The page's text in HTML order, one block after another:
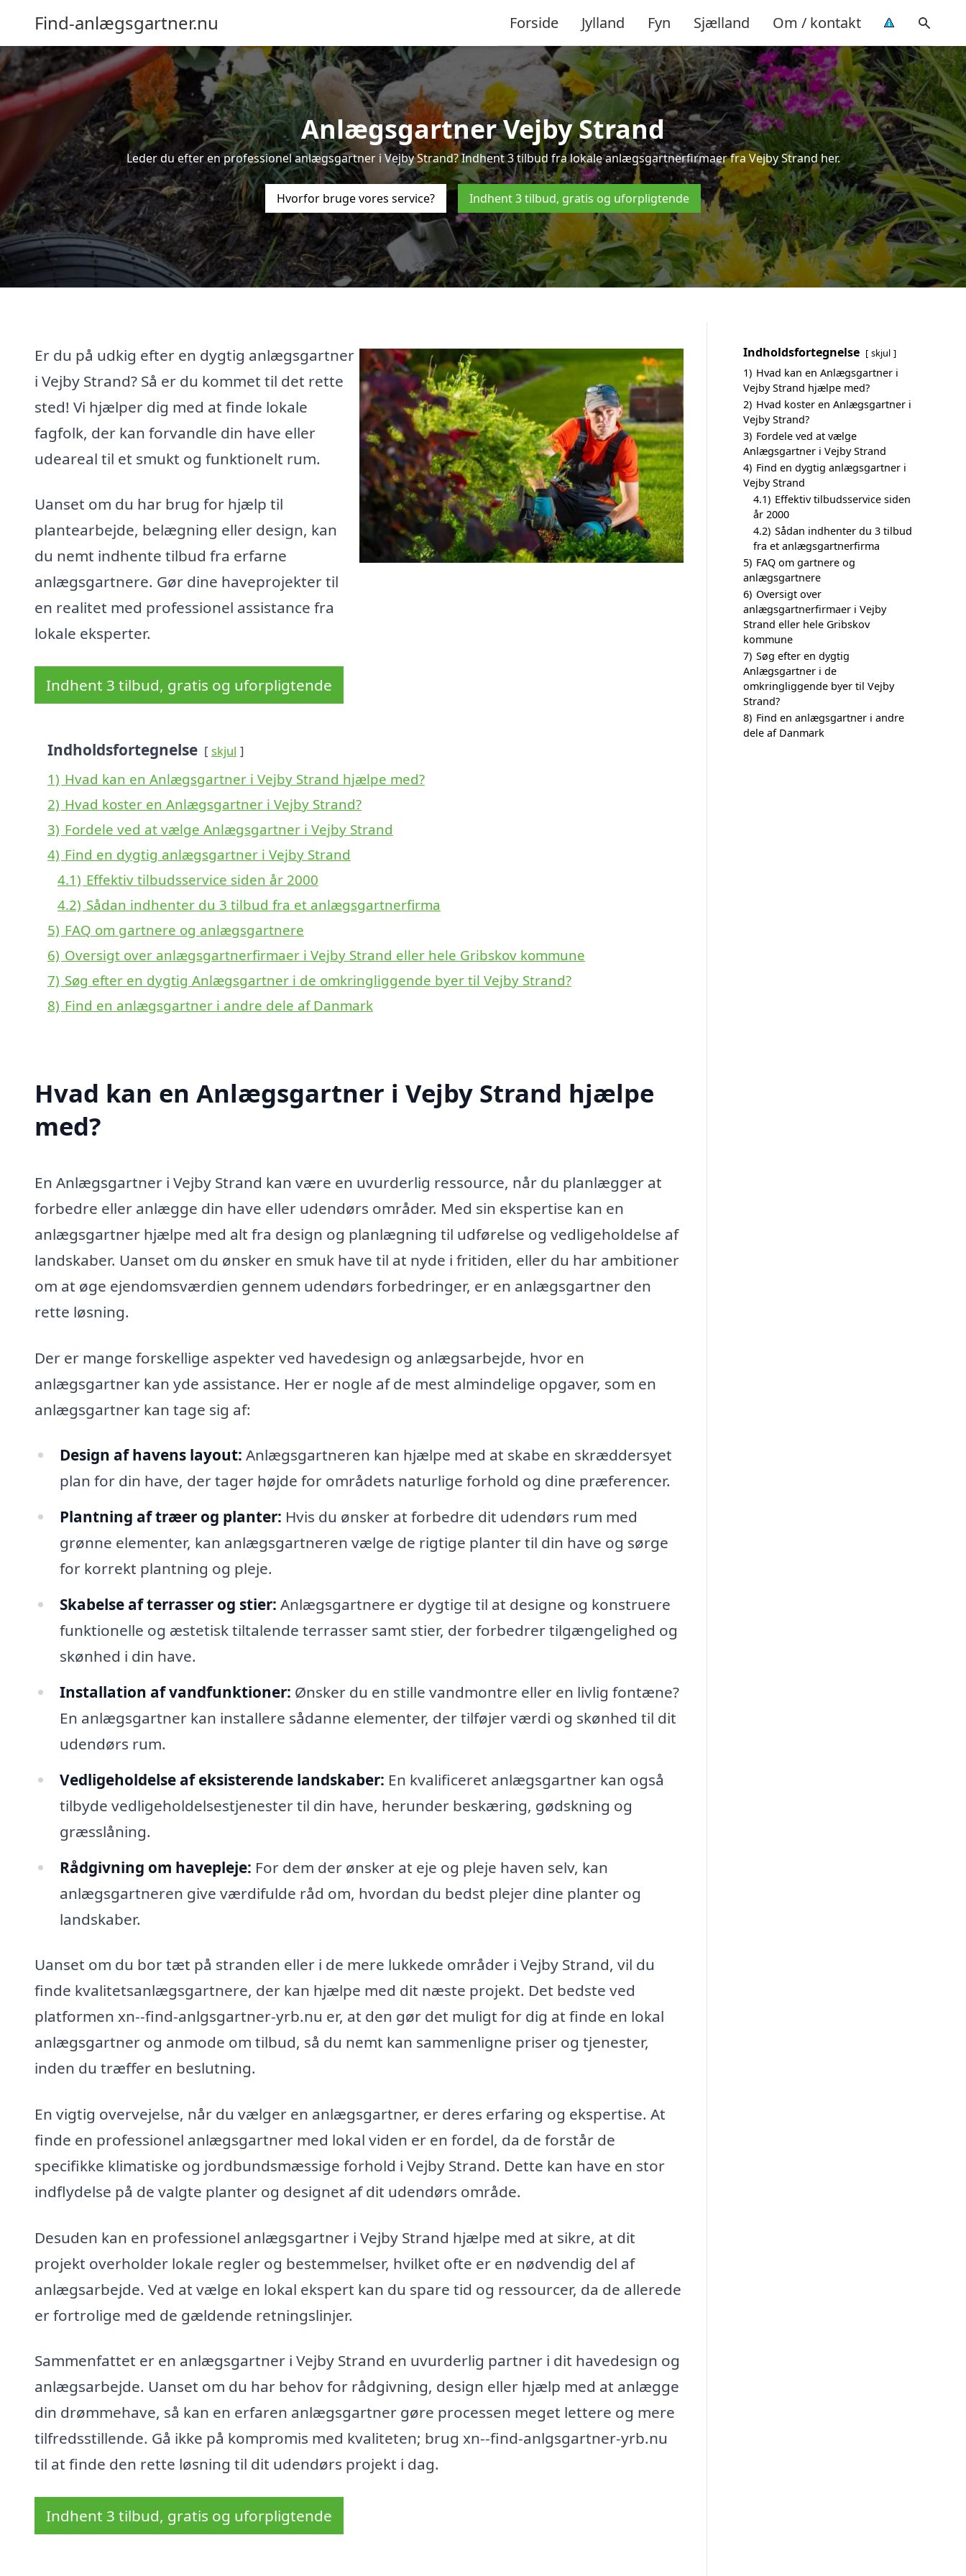
Find-anlægsgartner.nu Forside Jylland Fyn Sjælland Om / kontakt
Anlægsgartner Vejby Strand
Leder du efter en professionel anlægsgartner i Vejby Strand? Indhent 3 tilbud fra lokale anlægsgartnerfirmaer fra Vejby Strand her.
Hvorfor bruge vores service? Indhent 3 tilbud, gratis og uforpligtende
Er du på udkig efter en dygtig anlægsgartner
i Vejby Strand? Så er du kommet til det rette
sted! Vi hjælper dig med at finde lokale
fagfolk, der kan forvandle din have eller
udeareal til et smukt og funktionelt rum.
Uanset om du har brug for hjælp til
plantearbejde, belægning eller design, kan
du nemt indhente tilbud fra erfarne
anlægsgartnere. Gør dine haveprojekter til
en realitet med professionel assistance fra
lokale eksperter.
Indhent 3 tilbud, gratis og uforpligtende
Indholdsfortegnelse skjul
1) Hvad kan en Anlægsgartner i Vejby Strand hjælpe med?
2) Hvad koster en Anlægsgartner i Vejby Strand?
3) Fordele ved at vælge Anlægsgartner i Vejby Strand
4) Find en dygtig anlægsgartner i Vejby Strand
4.1) Effektiv tilbudsservice siden år 2000
4.2) Sådan indhenter du 3 tilbud fra et anlægsgartnerfirma
5) FAQ om gartnere og anlægsgartnere
6) Oversigt over anlægsgartnerfirmaer i Vejby Strand eller hele Gribskov kommune
7) Søg efter en dygtig Anlægsgartner i de omkringliggende byer til Vejby Strand?
8) Find en anlægsgartner i andre dele af Danmark
Hvad kan en Anlægsgartner i Vejby Strand hjælpe
med?
En Anlægsgartner i Vejby Strand kan være en uvurderlig ressource, når du planlægger at
forbedre eller anlægge din have eller udendørs områder. Med sin ekspertise kan en
anlægsgartner hjælpe med alt fra design og planlægning til udførelse og vedligeholdelse af
landskaber. Uanset om du ønsker en smuk have til at nyde i fritiden, eller du har ambitioner
om at øge ejendomsværdien gennem udendørs forbedringer, er en anlægsgartner den
rette løsning.
Der er mange forskellige aspekter ved havedesign og anlægsarbejde, hvor en
anlægsgartner kan yde assistance. Her er nogle af de mest almindelige opgaver, som en
anlægsgartner kan tage sig af:
Design af havens layout: Anlægsgartneren kan hjælpe med at skabe en skræddersyet
plan for din have, der tager højde for områdets naturlige forhold og dine præferencer.
Plantning af træer og planter: Hvis du ønsker at forbedre dit udendørs rum med
grønne elementer, kan anlægsgartneren vælge de rigtige planter til din have og sørge
for korrekt plantning og pleje.
Skabelse af terrasser og stier: Anlægsgartnere er dygtige til at designe og konstruere
funktionelle og æstetisk tiltalende terrasser samt stier, der forbedrer tilgængelighed og
skønhed i din have.
Installation af vandfunktioner: Ønsker du en stille vandmontre eller en livlig fontæne?
En anlægsgartner kan installere sådanne elementer, der tilføjer værdi og skønhed til dit
udendørs rum.
Vedligeholdelse af eksisterende landskaber: En kvalificeret anlægsgartner kan også
tilbyde vedligeholdelsestjenester til din have, herunder beskæring, gødskning og
græsslåning.
Rådgivning om havepleje: For dem der ønsker at eje og pleje haven selv, kan
anlægsgartneren give værdifulde råd om, hvordan du bedst plejer dine planter og
landskaber.
Uanset om du bor tæt på stranden eller i de mere lukkede områder i Vejby Strand, vil du
finde kvalitetsanlægsgartnere, der kan hjælpe med dit næste projekt. Det bedste ved
platformen xn--find-anlgsgartner-yrb.nu er, at den gør det muligt for dig at finde en lokal
anlægsgartner og anmode om tilbud, så du nemt kan sammenligne priser og tjenester,
inden du træffer en beslutning.
En vigtig overvejelse, når du vælger en anlægsgartner, er deres erfaring og ekspertise. At
finde en professionel anlægsgartner med lokal viden er en fordel, da de forstår de
specifikke klimatiske og jordbundsmæssige forhold i Vejby Strand. Dette kan have en stor
indflydelse på de valgte planter og designet af dit udendørs område.
Desuden kan en professionel anlægsgartner i Vejby Strand hjælpe med at sikre, at dit
projekt overholder lokale regler og bestemmelser, hvilket ofte er en nødvendig del af
anlægsarbejde. Ved at vælge en lokal ekspert kan du spare tid og ressourcer, da de allerede
er fortrolige med de gældende retningslinjer.
Sammenfattet er en anlægsgartner i Vejby Strand en uvurderlig partner i dit havedesign og
anlægsarbejde. Uanset om du har behov for rådgivning, design eller hjælp med at anlægge
din drømmehave, så kan en erfaren anlægsgartner gøre processen meget lettere og mere
tilfredsstillende. Gå ikke på kompromis med kvaliteten; brug xn--find-anlgsgartner-yrb.nu
til at finde den rette løsning til dit udendørs projekt i dag.
Indhent 3 tilbud, gratis og uforpligtende
Indholdsfortegnelse skjul
1) Hvad kan en Anlægsgartner i
Vejby Strand hjælpe med?
2) Hvad koster en Anlægsgartner i
Vejby Strand?
3) Fordele ved at vælge
Anlægsgartner i Vejby Strand
4) Find en dygtig anlægsgartner i
Vejby Strand
4.1) Effektiv tilbudsservice siden
år 2000
4.2) Sådan indhenter du 3 tilbud
fra et anlægsgartnerfirma
5) FAQ om gartnere og
anlægsgartnere
6) Oversigt over
anlægsgartnerfirmaer i Vejby
Strand eller hele Gribskov
kommune
7) Søg efter en dygtig
Anlægsgartner i de
omkringliggende byer til Vejby
Strand?
8) Find en anlægsgartner i andre
dele af Danmark